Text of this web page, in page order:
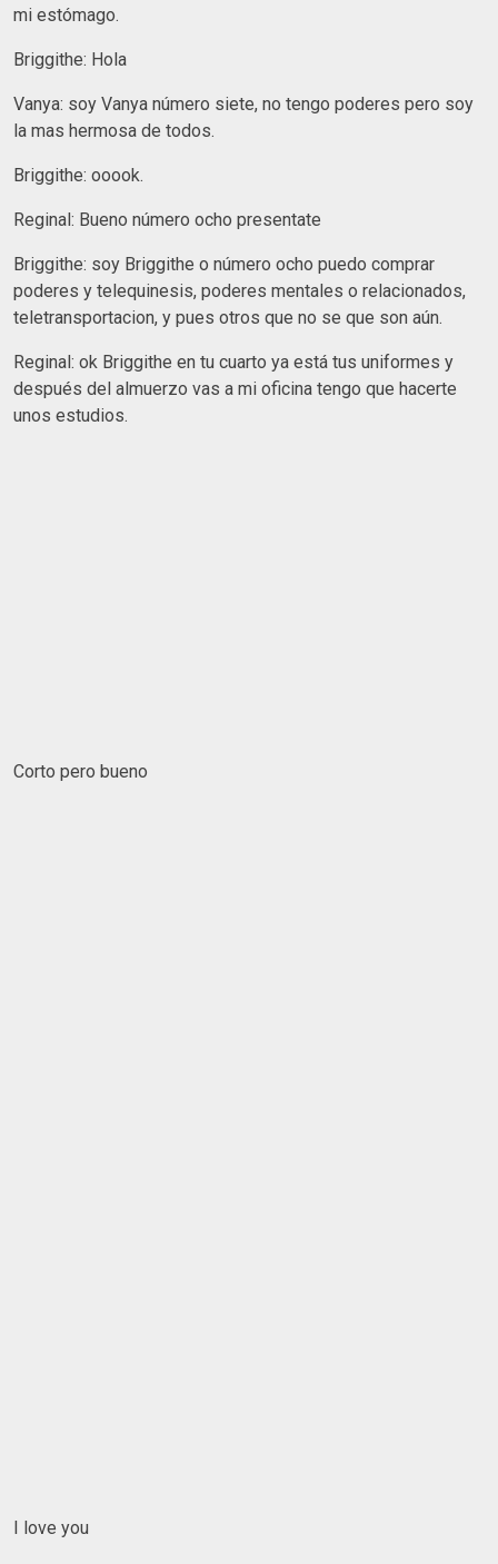
mi estómago.
Briggithe: Hola
Vanya: soy Vanya número siete, no tengo poderes pero soy
la mas hermosa de todos.
Briggithe: ooook.
Reginal: Bueno número ocho presentate
Briggithe: soy Briggithe o número ocho puedo comprar
poderes y telequinesis, poderes mentales o relacionados,
teletransportacion, y pues otros que no se que son aún.
Reginal: ok Briggithe en tu cuarto ya está tus uniformes y
después del almuerzo vas a mi oficina tengo que hacerte
unos estudios.
Corto pero bueno
I love you